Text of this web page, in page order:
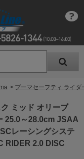
> プーマセーフティ ライ
ミッド オリーブ
25.0～28.0cm JSAA
レーシングシステ
RIDER 2.0 DISC